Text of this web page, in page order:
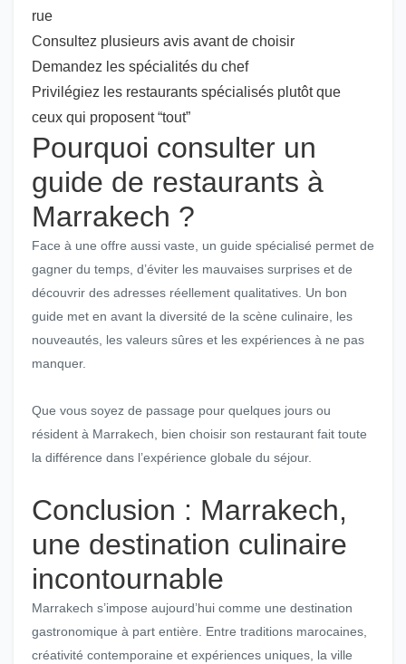
rue
Consultez plusieurs avis avant de choisir
Demandez les spécialités du chef
Privilégiez les restaurants spécialisés plutôt que
ceux qui proposent “tout”
Pourquoi consulter un
guide de restaurants à
Marrakech ?
Face à une offre aussi vaste, un guide spécialisé permet de
gagner du temps, d’éviter les mauvaises surprises et de
découvrir des adresses réellement qualitatives. Un bon
guide met en avant la diversité de la scène culinaire, les
nouveautés, les valeurs sûres et les expériences à ne pas
manquer.
Que vous soyez de passage pour quelques jours ou
résident à Marrakech, bien choisir son restaurant fait toute
la différence dans l’expérience globale du séjour.
Conclusion : Marrakech,
une destination culinaire
incontournable
Marrakech s’impose aujourd’hui comme une destination
gastronomique à part entière. Entre traditions marocaines,
créativité contemporaine et expériences uniques, la ville